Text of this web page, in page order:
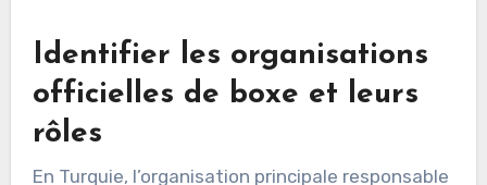
Identifier les organisations
officielles de boxe et leurs
rôles
En Turquie, l’organisation principale responsable